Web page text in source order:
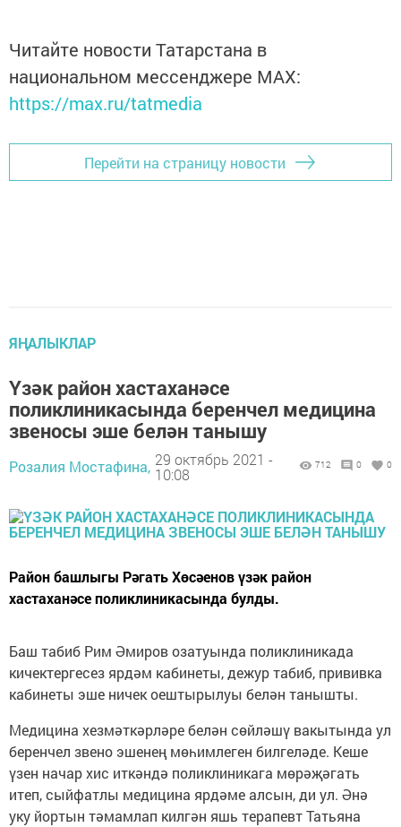
Читайте новости Татарстана в
национальном мессенджере MАХ:
https://max.ru/tatmedia
Перейти на страницу новости
ЯҢАЛЫКЛАР
Үзәк район хастаханәсе
поликлиникасында беренчел медицина
звеносы эше белән танышу
Розалия Мостафина, 29 октябрь 2021 -
10:08
712 0 0
Район башлыгы Рәгать Хөсәенов үзәк район
хастаханәсе поликлиникасында булды.
Баш табиб Рим Әмиров озатуында поликлиникада
кичектергесез ярдәм кабинеты, дежур табиб, прививка
кабинеты эше ничек оештырылуы белән танышты.
Медицина хезмәткәрләре белән сөйләшү вакытында ул
беренчел звено эшенең мөһимлеген билгеләде. Кеше
үзен начар хис иткәндә поликлиникага мөрәҗәгать
итеп, сыйфатлы медицина ярдәме алсын, ди ул. Әнә
уку йортын тәмамлап килгән яшь терапевт Татьяна